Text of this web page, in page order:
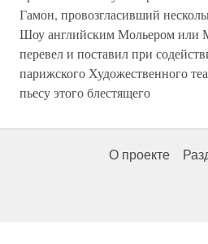
Гамон, провозгласивший
Шоу английским Мольером или
перевел и поставил при
парижского Художественного
пьесу этого блестящего
О проекте